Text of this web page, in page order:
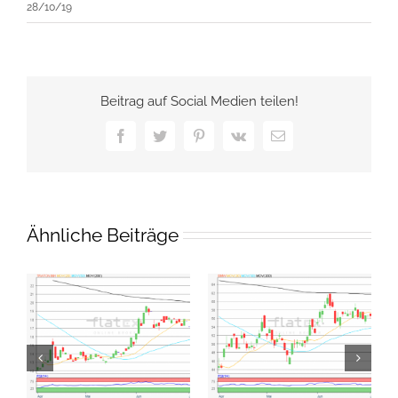
28/10/19
Beitrag auf Social Medien teilen!
FacebookTwitterPinterest
Vk
E-
Ähnliche Beiträge